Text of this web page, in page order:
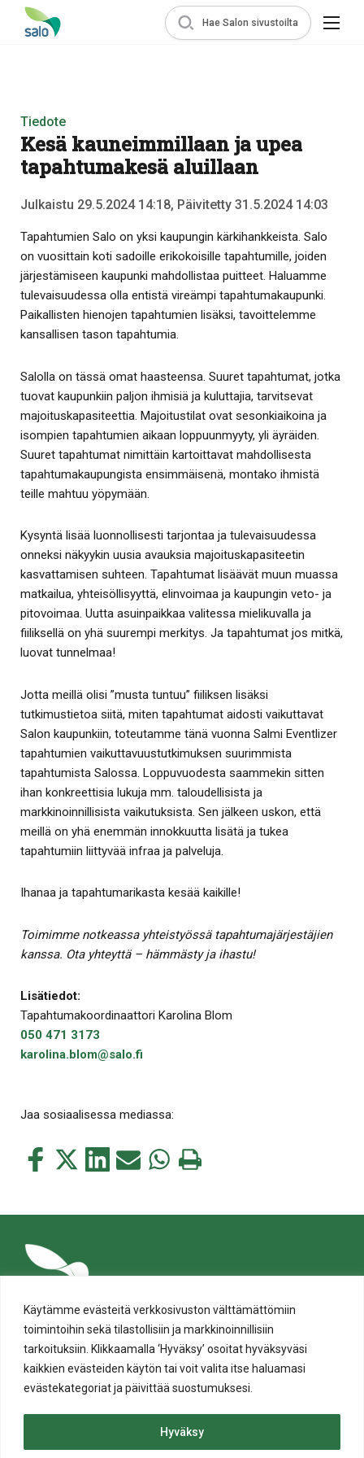
Käytämme evästeitä verkkosivuston välttämättömiin
toimintoihin sekä tilastollisiin ja markkinoinnillisiin
tarkoituksiin. Klikkaamalla ‘Hyväksy’ osoitat hyväksyväsi
kaikkien evästeiden käytön tai voit valita itse haluamasi
evästekategoriat ja päivittää suostumuksesi.
Hyväksy
Hae Salon sivustoilta
Tiedote
Kesä kauneimmillaan ja upea
tapahtumakesä aluillaan
Julkaistu 29.5.2024 14:18, Päivitetty 31.5.2024 14:03
Tapahtumien Salo on yksi kaupungin kärkihankkeista. Salo
on vuosittain koti sadoille erikokoisille tapahtumille, joiden
järjestämiseen kaupunki mahdollistaa puitteet. Haluamme
tulevaisuudessa olla entistä vireämpi tapahtumakaupunki.
Paikallisten hienojen tapahtumien lisäksi, tavoittelemme
kansallisen tason tapahtumia.
Salolla on tässä omat haasteensa. Suuret tapahtumat, jotka
tuovat kaupunkiin paljon ihmisiä ja kuluttajia, tarvitsevat
majoituskapasiteettia. Majoitustilat ovat sesonkiaikoina ja
isompien tapahtumien aikaan loppuunmyyty, yli äyräiden.
Suuret tapahtumat nimittäin kartoittavat mahdollisesta
tapahtumakaupungista ensimmäisenä, montako ihmistä
teille mahtuu yöpymään.
Kysyntä lisää luonnollisesti tarjontaa ja tulevaisuudessa
onneksi näkyykin uusia avauksia majoituskapasiteetin
kasvattamisen suhteen. Tapahtumat lisäävät muun muassa
matkailua, yhteisöllisyyttä, elinvoimaa ja kaupungin veto- ja
pitovoimaa. Uutta asuinpaikkaa valitessa mielikuvalla ja
fiiliksellä on yhä suurempi merkitys. Ja tapahtumat jos mitkä,
luovat tunnelmaa!
Jotta meillä olisi ”musta tuntuu” fiiliksen lisäksi
tutkimustietoa siitä, miten tapahtumat aidosti vaikuttavat
Salon kaupunkiin, toteutamme tänä vuonna Salmi Eventlizer
tapahtumien vaikuttavuustutkimuksen suurimmista
tapahtumista Salossa. Loppuvuodesta saammekin sitten
ihan konkreettisia lukuja mm. taloudellisista ja
markkinoinnillisista vaikutuksista. Sen jälkeen uskon, että
meillä on yhä enemmän innokkuutta lisätä ja tukea
tapahtumiin liittyvää infraa ja palveluja.
Ihanaa ja tapahtumarikasta kesää kaikille!
Toimimme notkeassa yhteistyössä tapahtumajärjestäjien
kanssa. Ota yhteyttä – hämmästy ja ihastu!
Lisätiedot:
Tapahtumakoordinaattori Karolina Blom
050 471 3173
karolina.blom@salo.fi
Jaa sosiaalisessa mediassa:
Jaa
Jaa
Jaa Jaa Jaa Tulosta